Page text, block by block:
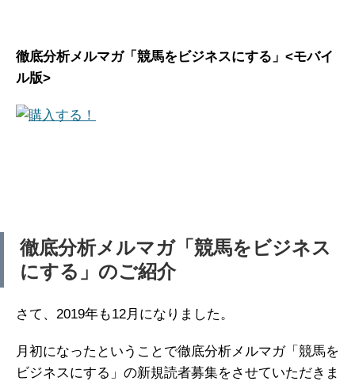
徹底分析メルマガ「競馬をビジネスにする」<モバイ
ル版>
徹底分析メルマガ「競馬をビジネス
にする」のご紹介
さて、2019年も12月になりました。
月初になったということで徹底分析メルマガ「競馬を
ビジネスにする」の新規読者募集をさせていただきま